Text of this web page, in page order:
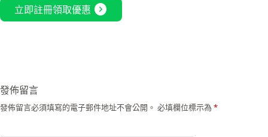
立即註冊領取優惠 expand_circle_right
發佈留言
發佈留言必須填寫的電子郵件地址不會公開。 必填欄位標示為 *